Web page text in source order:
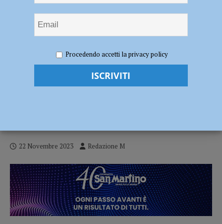
Biancorosso: Nicola Andreoli Racconta la Trasformazione in Mediano
e del Piacenza Calcio
Caffè Biancorosso: Nicola Andreoli
22 Novembre 2023 Redazione M
Procedendo accetti la privacy policy